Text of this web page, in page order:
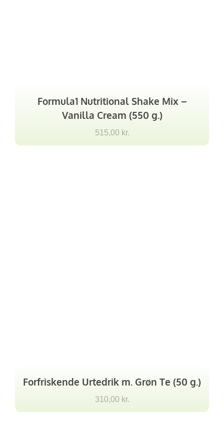
Formula1 Nutritional Shake Mix –
Vanilla Cream (550 g.)
515,00 kr.
Forfriskende Urtedrik m. Grøn Te (50 g.)
310,00 kr.